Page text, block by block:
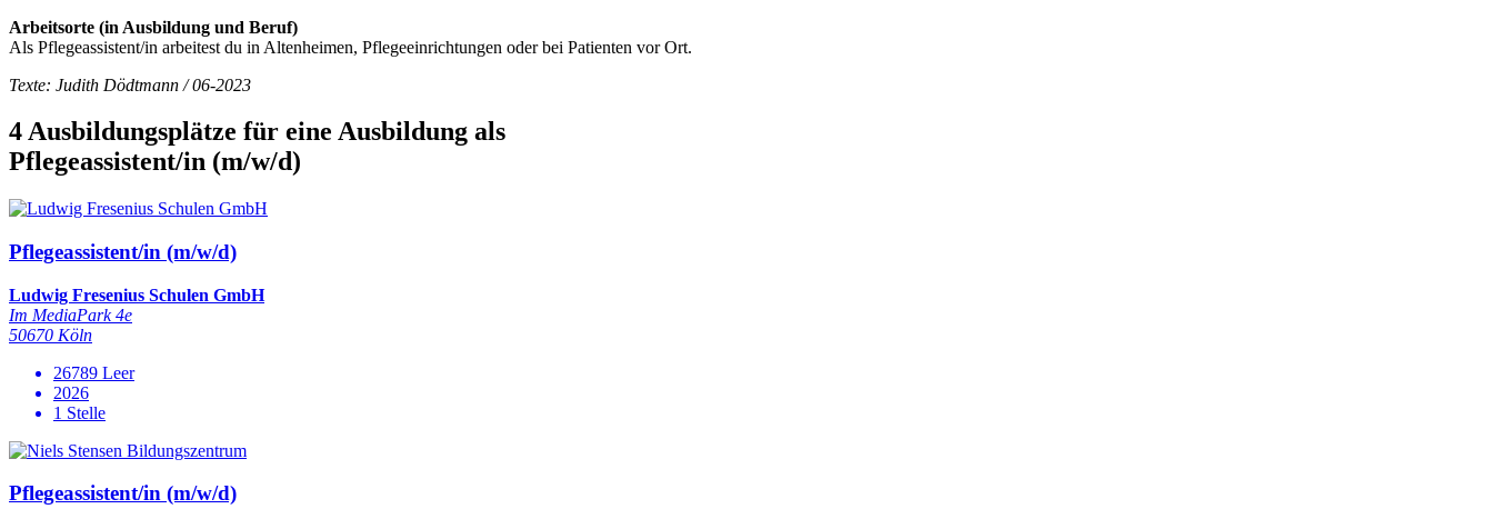
Arbeitsorte (in Ausbildung und Beruf)
Als Pflegeassistent/in arbeitest du in Altenheimen, Pflegeeinrichtungen oder bei Patienten vor Ort.
Texte: Judith Dödtmann / 06-2023
4 Ausbildungsplätze für eine Ausbildung als
Pflegeassistent/in (m/w/d)
Pflegeassistent/in (m/w/d)
Ludwig Fresenius Schulen GmbH
Im MediaPark 4e
50670 Köln
26789 Leer
2026
1 Stelle
Pflegeassistent/in (m/w/d)